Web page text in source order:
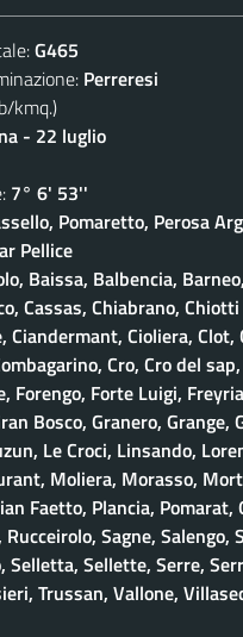
G465
Perreresi
kmq.)
- 22 luglio
7° 6' 53''
Pomaretto, Perosa
Pellice
Baissa, Balbencia,
Cassas, Chiabrano,
Ciandermant, Cioliera, Clot,
Cro, Cro del
Forte Luigi,
Bosco, Granero, Grange,
Le Croci, Linsando,
Moliera, Morasso,
Faetto, Plancia, Pomarat,
Sagne, Salengo,
Sellette, Serre,
Trussan, Vallone,